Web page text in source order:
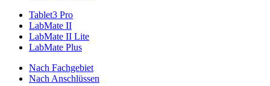
Tablet3 Pro
LabMate II
LabMate II Lite
LabMate Plus
Nach Fachgebiet
Nach Anschlüssen